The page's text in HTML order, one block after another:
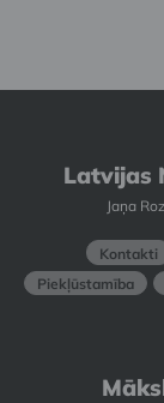
Latvijas
Jaņa
Kontakti
Piekļūstamība